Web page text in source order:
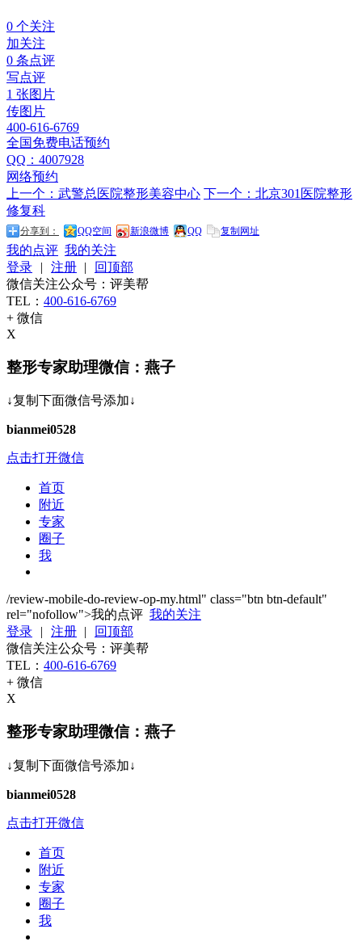
0 个关注
加关注
0 条点评
写点评
1 张图片
传图片
400-616-6769
全国免费电话预约
QQ：4007928
网络预约
上一个：武警总医院整形美容中心 下一个：北京301医院整形
修复科
分享到： QQ空间 新浪微博 QQ 复制网址
我的点评 我的关注
登录
| 注册 |
回顶部
微信关注公众号：评美帮
TEL： 400-616-6769
+ 微信
X
整形专家助理微信：燕子
↓复制下面微信号添加↓
bianmei0528
点击打开微信
首页
附近
专家
圈子
我
/review-mobile-do-review-op-my.html" class="btn btn-default"
rel="nofollow">我的点评 我的关注
登录
注册
回顶部
微信关注公众号：评美帮
TEL： 400-616-6769
+ 微信
X
整形专家助理微信：燕子
↓复制下面微信号添加↓
bianmei0528
点击打开微信
首页
附近
专家
圈子
我